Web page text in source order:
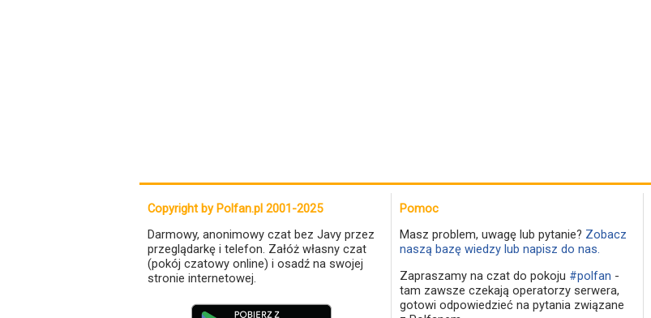
Copyright by Polfan.pl 2001-2025
Darmowy, anonimowy czat bez Javy przez
przeglądarkę i telefon. Załóż własny czat
(pokój czatowy online) i osadź na swojej
stronie internetowej.
Pomoc
Masz problem, uwagę lub pytanie? Zobacz
naszą bazę wiedzy lub napisz do nas.
Zapraszamy na czat do pokoju #polfan -
tam zawsze czekają operatorzy serwera,
gotowi odpowiedzieć na pytania związane